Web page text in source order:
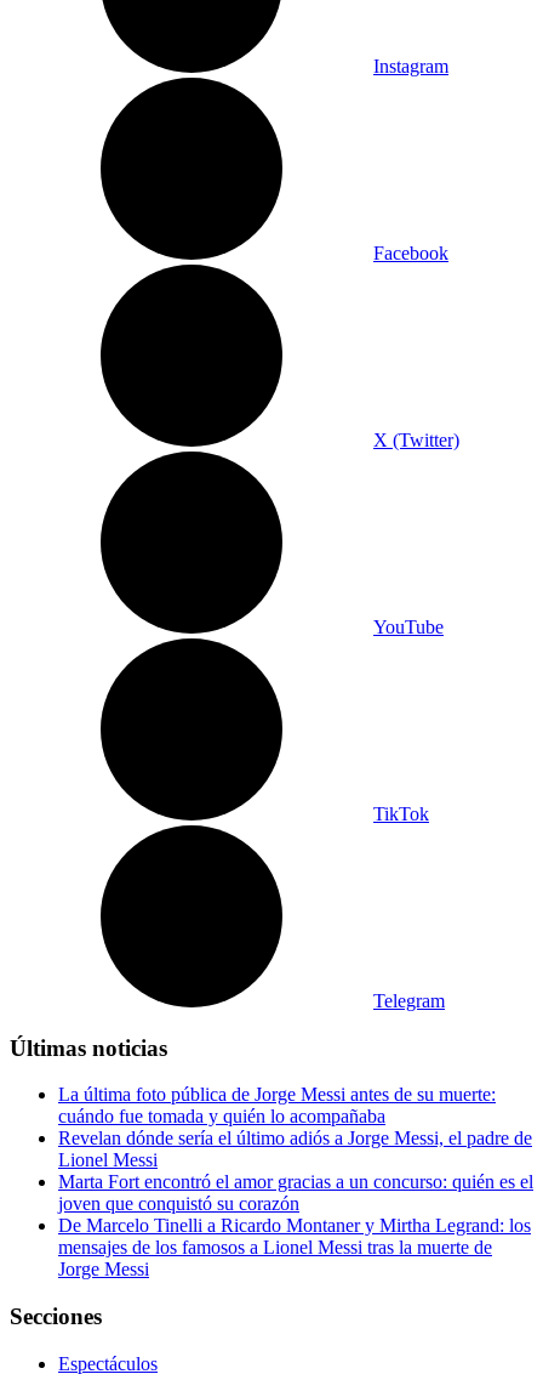
Instagram
Facebook
X (Twitter)
YouTube
TikTok
Telegram
Últimas noticias
La última foto pública de Jorge Messi antes de su muerte:
cuándo fue tomada y quién lo acompañaba
Revelan dónde sería el último adiós a Jorge Messi, el padre de
Lionel Messi
Marta Fort encontró el amor gracias a un concurso: quién es el
joven que conquistó su corazón
De Marcelo Tinelli a Ricardo Montaner y Mirtha Legrand: los
mensajes de los famosos a Lionel Messi tras la muerte de
Jorge Messi
Secciones
Espectáculos